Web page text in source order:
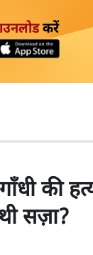
करें
की
सज़ा?